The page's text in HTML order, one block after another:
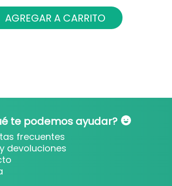
AGREGAR A CARRITO
te podemos ayudar?
frecuentes
devoluciones